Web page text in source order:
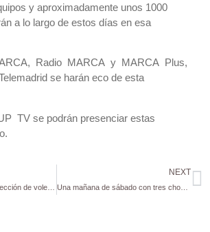
y aproximadamente unos 1000
a lo largo de estos días en esa
Radio MARCA y MARCA Plus,
se harán eco de esta
TV se podrán presenciar estas
NEXT
Una mañana de sábado con tres choques ante el Claret en Tamaraceite